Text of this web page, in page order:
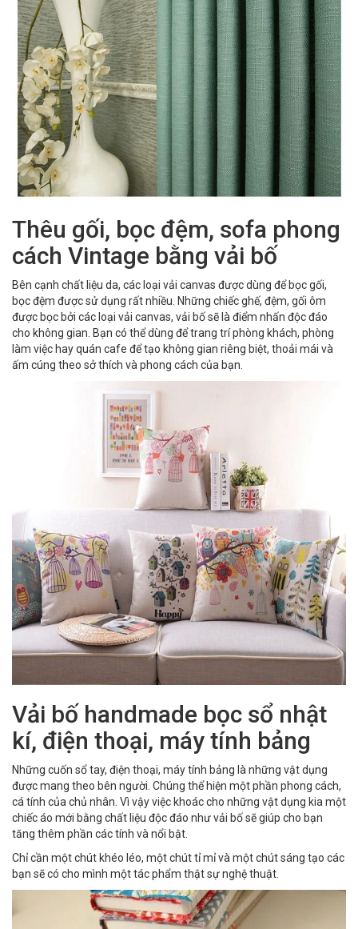
Thêu gối, bọc đệm, sofa phong
cách Vintage bằng vải bố
Bên cạnh chất liệu da, các loại vải canvas được dùng để bọc gối,
bọc đệm được sử dụng rất nhiều. Những chiếc ghế, đệm, gối ôm
được bọc bởi các loại vải canvas, vải bố sẽ là điểm nhấn độc đáo
cho không gian. Bạn có thể dùng để trang trí phòng khách, phòng
làm việc hay quán cafe để tạo không gian riêng biệt, thoải mái và
ấm cúng theo sở thích và phong cách của bạn.
Vải bố handmade bọc sổ nhật
kí, điện thoại, máy tính bảng
Những cuốn sổ tay, điện thoại, máy tính bảng là những vật dụng
được mang theo bên người. Chúng thể hiện một phần phong cách,
cá tính của chủ nhân. Vì vậy việc khoác cho những vật dụng kia một
chiếc áo mới bằng chất liệu độc đáo như vải bố sẽ giúp cho bạn
tăng thêm phần các tính và nổi bật.
Chỉ cần một chút khéo léo, một chút tỉ mỉ và một chút sáng tạo các
bạn sẽ có cho mình một tác phẩm thật sự nghệ thuật.